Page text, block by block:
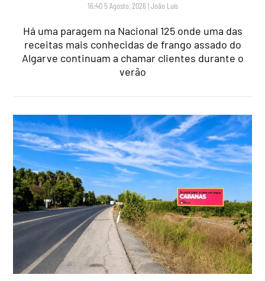
16:40 5 Agosto, 2026 |João Luís
Há uma paragem na Nacional 125 onde uma das
receitas mais conhecidas de frango assado do
Algarve continuam a chamar clientes durante o
verão